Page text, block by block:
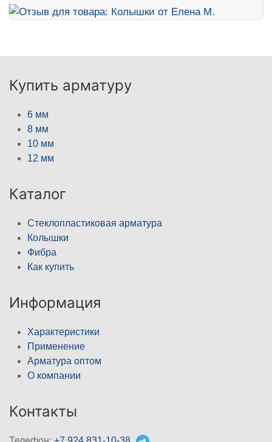
Купить арматуру
6 мм
8 мм
10 мм
12 мм
Каталог
Стеклопластиковая арматура
Колышки
Фибра
Как купить
Информация
Характеристики
Применение
Арматура оптом
О компании
Контакты